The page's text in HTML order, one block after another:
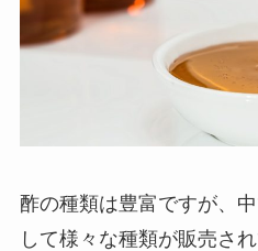
酢の種類は豊富ですが、
して様々な種類が販売され